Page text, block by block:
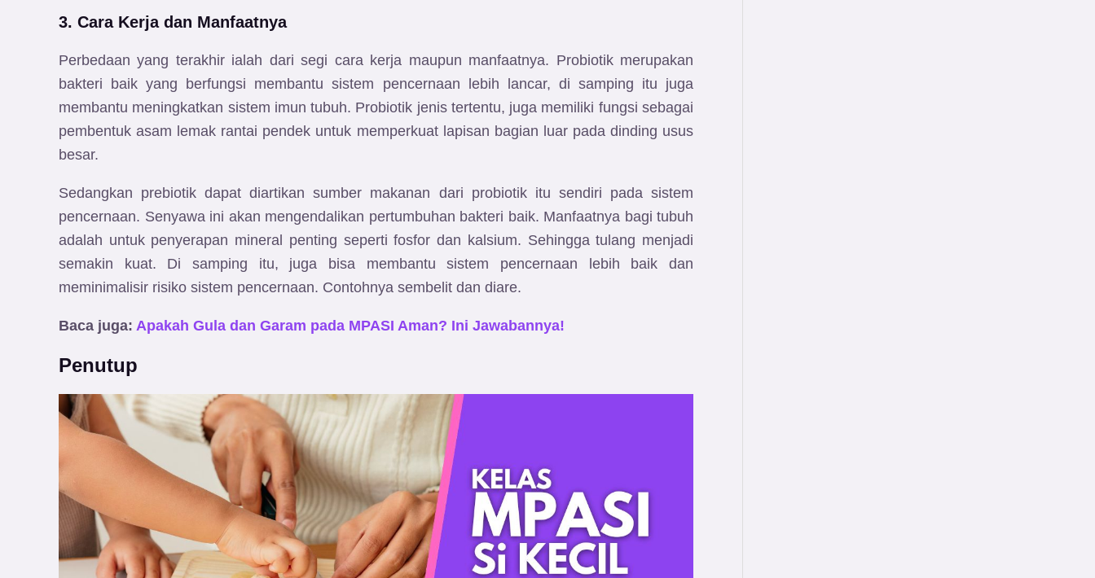
3. Cara Kerja dan Manfaatnya
Perbedaan yang terakhir ialah dari segi cara kerja maupun manfaatnya. Probiotik merupakan
bakteri baik yang berfungsi membantu sistem pencernaan lebih lancar, di samping itu juga
membantu meningkatkan sistem imun tubuh. Probiotik jenis tertentu, juga memiliki fungsi sebagai
pembentuk asam lemak rantai pendek untuk memperkuat lapisan bagian luar pada dinding usus
besar.
Sedangkan prebiotik dapat diartikan sumber makanan dari probiotik itu sendiri pada sistem
pencernaan. Senyawa ini akan mengendalikan pertumbuhan bakteri baik. Manfaatnya bagi tubuh
adalah untuk penyerapan mineral penting seperti fosfor dan kalsium. Sehingga tulang menjadi
semakin kuat. Di samping itu, juga bisa membantu sistem pencernaan lebih baik dan
meminimalisir risiko sistem pencernaan. Contohnya sembelit dan diare.
Baca juga: Apakah Gula dan Garam pada MPASI Aman? Ini Jawabannya!
Penutup